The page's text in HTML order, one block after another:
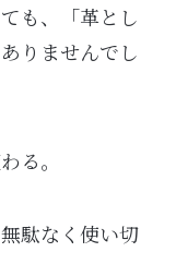
も、「革とし
りませんでし
る。
駄なく使い切